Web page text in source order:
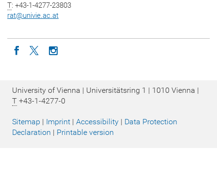
T: +43-1-4277-23803
rat@univie.ac.at
Icon facebook
Icon twitter
Icon instagram
University of Vienna | Universitätsring 1 | 1010 Vienna |
T +43-1-4277-0
Sitemap | Imprint | Accessibility | Data Protection
Declaration | Printable version